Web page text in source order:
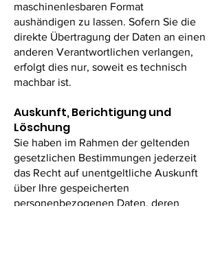
maschinenlesbaren Format
aushändigen zu lassen. Sofern Sie die
direkte Übertragung der Daten an einen
anderen Verantwortlichen verlangen,
erfolgt dies nur, soweit es technisch
machbar ist.
Auskunft, Berichtigung und
Löschung
Sie haben im Rahmen der geltenden
gesetzlichen Bestimmungen jederzeit
das Recht auf unentgeltliche Auskunft
über Ihre gespeicherten
personenbezogenen Daten, deren